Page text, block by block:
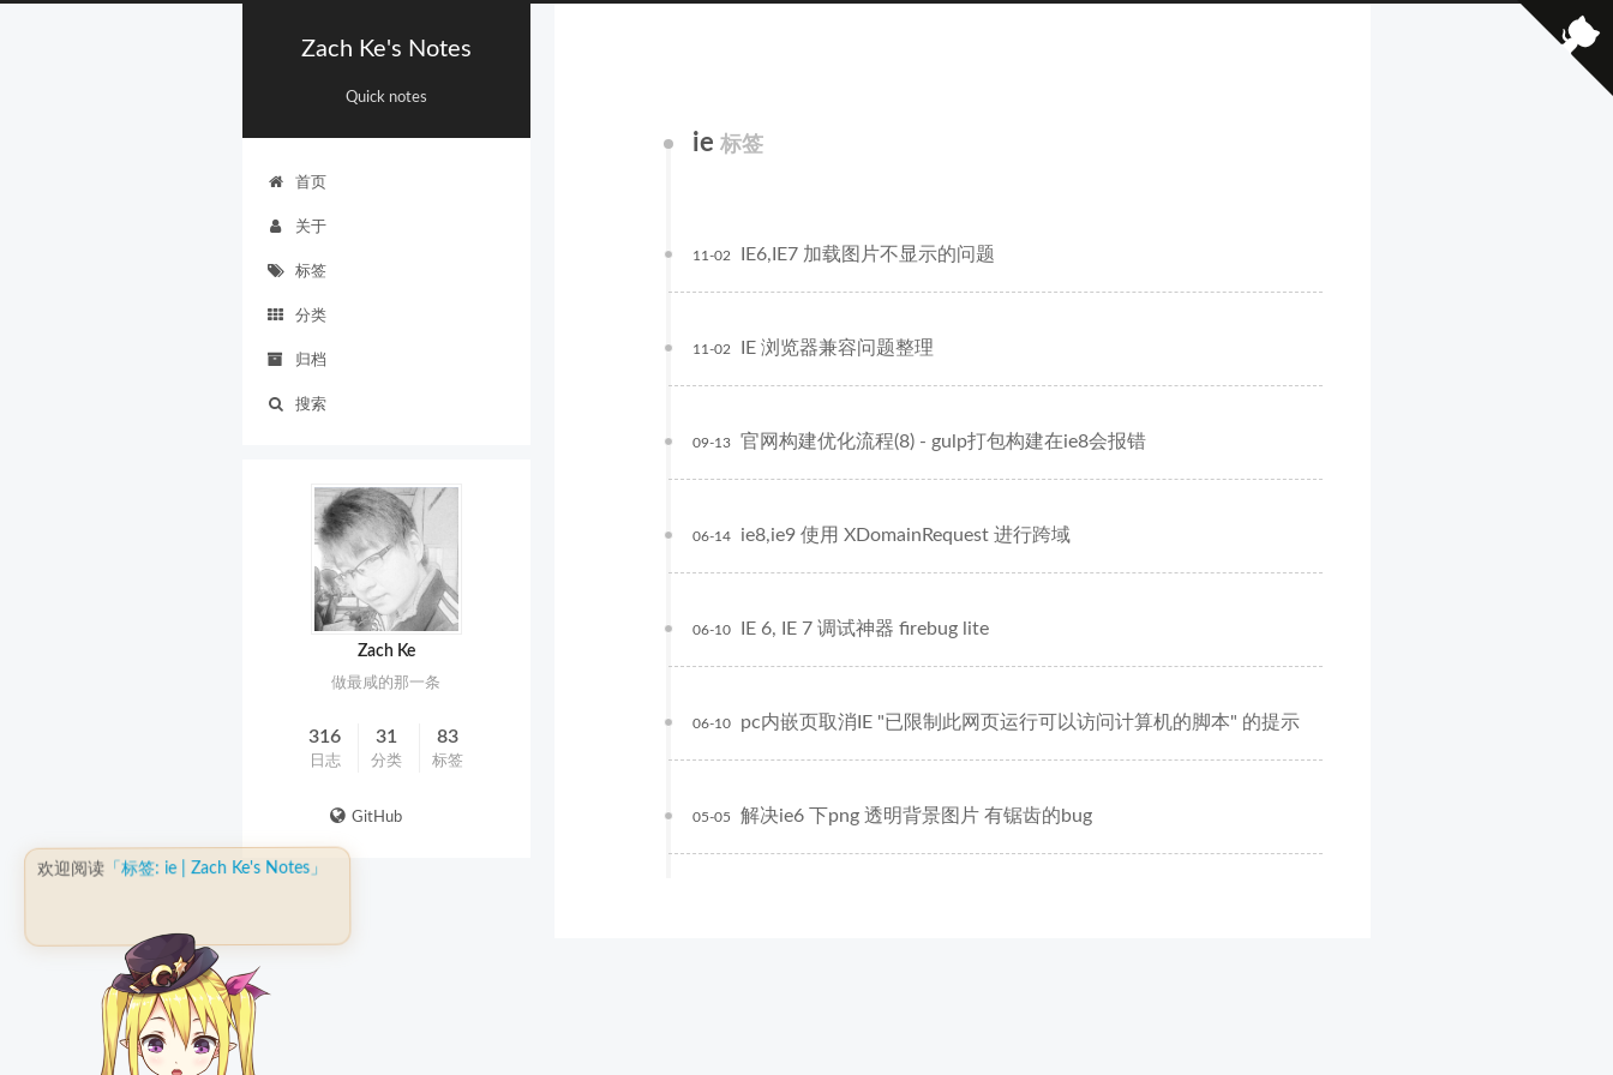
Zach Ke's Notes
Quick notes
首页
关于
标签
分类
归档
搜索
ie 标签
IE6,IE7 加载图片不显示的问题
11-02
IE 浏览器兼容问题整理
11-02
官网构建优化流程(8) - gulp打包构建在ie8会报错
09-13
ie8,ie9 使用 XDomainRequest 进行跨域
06-14
IE 6, IE 7 调试神器 firebug lite
06-10
pc内嵌页取消IE "已限制此网页运行可以访问计算机的脚本" 的提示
06-10
解决ie6 下png 透明背景图片 有锯齿的bug
05-05
Zach Ke
做最咸的那一条
316
日志
31
分类
83
标签
GitHub
欢迎阅读 「标签: ie | Zach Ke's Notes」